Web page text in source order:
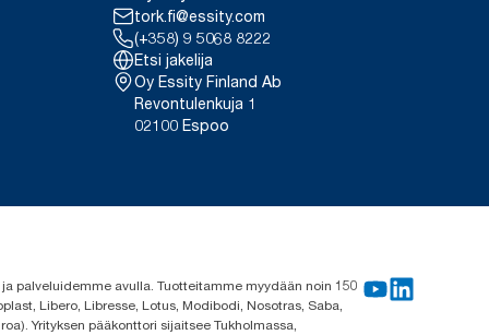
tork.fi@essity.com
(+358) 9 5068 8222
Etsi jakelija
Oy Essity Finland Ab
Revontulenkuja 1
02100 Espoo
palveluidemme avulla. Tuotteitamme myydään noin 150
Libero, Libresse, Lotus, Modibodi, Nosotras, Saba,
Yrityksen pääkonttori sijaitsee Tukholmassa,